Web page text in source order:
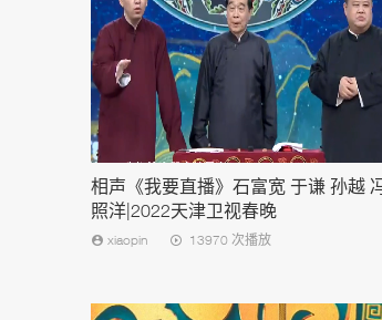
相声《我要直播》石富宽 于谦 孙越
照洋|2022天津卫视春晚
xiaopin 13970 次播放